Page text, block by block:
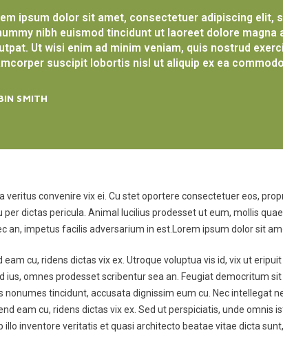
ipsum dolor sit amet, consectetuer adipiscing elit,
nibh euismod tincidunt ut laoreet dolore magna
Ut wisi enim ad minim veniam, quis nostrud
suscipit lobortis nisl ut aliquip ex ea
SMITH
convenire vix ei. Cu stet oportere consectetuer eos,
dictas pericula. Animal lucilius prodesset ut eum, mollis
an, impetus facilis adversarium in est.Lorem ipsum dolor sit
cu, ridens dictas vix ex. Utroque voluptua vis id, vix ut
omnes prodesset scribentur sea an. Feugiat democritum
tincidunt, accusata dignissim eum cu. Nec intellegat
eam cu, ridens dictas vix ex. Sed ut perspiciatis, unde
inventore veritatis et quasi architecto beatae vitae dicta sunt,